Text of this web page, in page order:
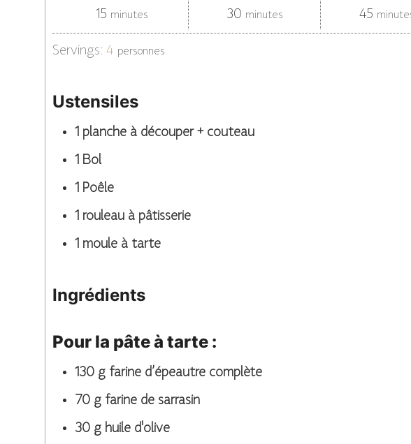
15minutes
minutes
30minutes
minutes
45
Servings: 4 personnes
Ustensiles
1 planche à découper + couteau
1 Bol
1 Poêle
1 rouleau à pâtisserie
1 moule à tarte
Ingrédients
Pour la pâte à tarte :
130 g farine d’épeautre complète
70 g farine de sarrasin
30 g huile d'olive